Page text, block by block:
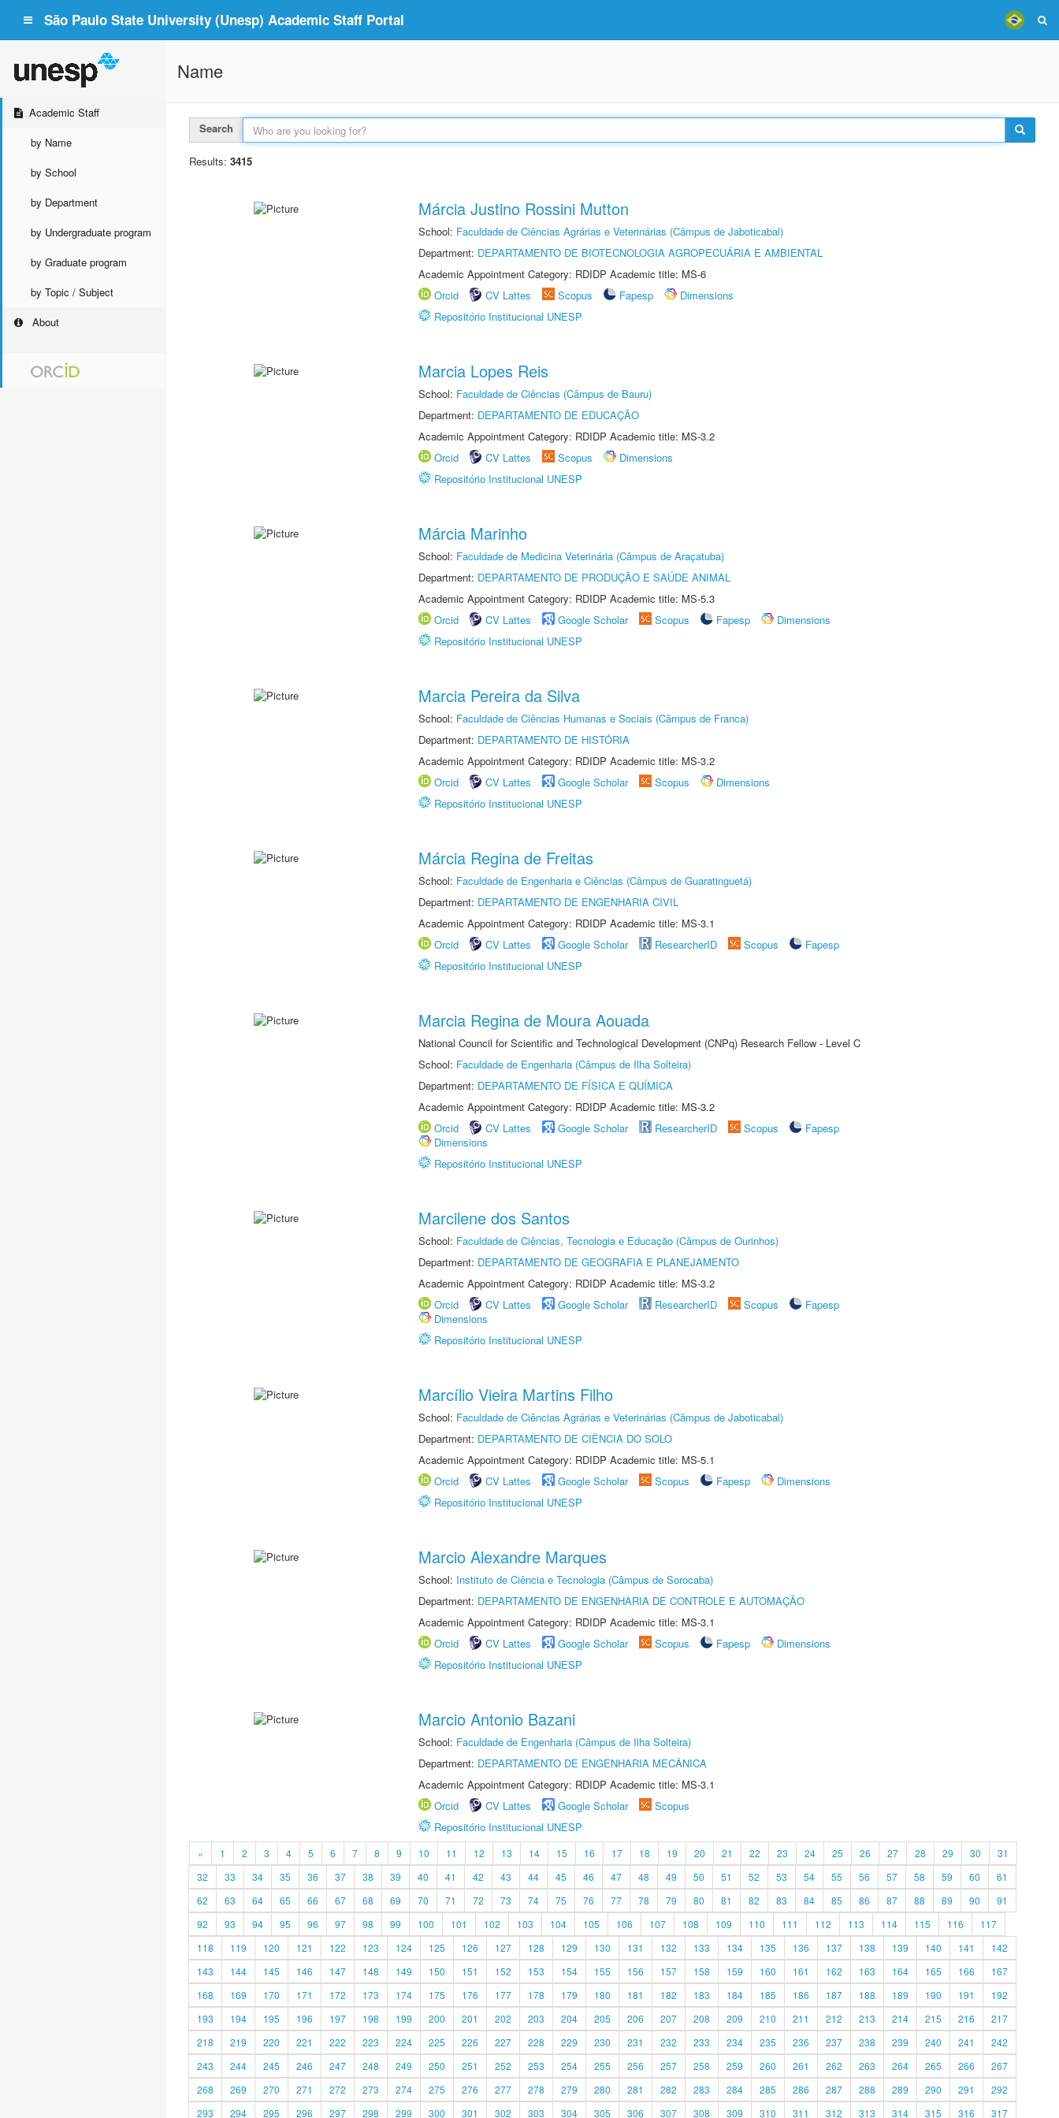
São Paulo State University (Unesp) Academic Staff Portal
Academic Staff
by Name
by School
by Department
by Undergraduate program
by Graduate program
by Topic / Subject
About
Name
Search
Results: 3415
Márcia Justino Rossini Mutton
School: Faculdade de Ciências Agrárias e Veterinárias (Câmpus de Jaboticabal)
Department: DEPARTAMENTO DE BIOTECNOLOGIA AGROPECUÁRIA E AMBIENTAL
Academic Appointment Category: RDIDP Academic title: MS-6
Orcid
CV Lattes Scopus Fapesp
Dimensions
Repositório Institucional UNESP
Marcia Lopes Reis
School: Faculdade de Ciências (Câmpus de Bauru)
Department: DEPARTAMENTO DE EDUCAÇÃO
Academic Appointment Category: RDIDP Academic title: MS-3.2
Orcid
CV Lattes Scopus
Dimensions
Repositório Institucional UNESP
Márcia Marinho
School: Faculdade de Medicina Veterinária (Câmpus de Araçatuba)
Department: DEPARTAMENTO DE PRODUÇÃO E SAÚDE ANIMAL
Academic Appointment Category: RDIDP Academic title: MS-5.3
Orcid
CV Lattes Google Scholar Scopus Fapesp
Dimensions
Repositório Institucional UNESP
Marcia Pereira da Silva
School: Faculdade de Ciências Humanas e Sociais (Câmpus de Franca)
Department: DEPARTAMENTO DE HISTÓRIA
Academic Appointment Category: RDIDP Academic title: MS-3.2
Orcid
CV Lattes Google Scholar Scopus
Dimensions
Repositório Institucional UNESP
Márcia Regina de Freitas
School: Faculdade de Engenharia e Ciências (Câmpus de Guaratinguetá)
Department: DEPARTAMENTO DE ENGENHARIA CIVIL
Academic Appointment Category: RDIDP Academic title: MS-3.1
Orcid
CV Lattes Google Scholar ResearcherID Scopus
Fapesp
Repositório Institucional UNESP
Marcia Regina de Moura Aouada
National Council for Scientific and Technological Development (CNPq) Research Fellow - Level C
School: Faculdade de Engenharia (Câmpus de Ilha Solteira)
Department: DEPARTAMENTO DE FÍSICA E QUÍMICA
Academic Appointment Category: RDIDP Academic title: MS-3.2
Orcid
CV Lattes Google Scholar ResearcherID Scopus
Fapesp
Dimensions
Repositório Institucional UNESP
Marcilene dos Santos
School: Faculdade de Ciências, Tecnologia e Educação (Câmpus de Ourinhos)
Department: DEPARTAMENTO DE GEOGRAFIA E PLANEJAMENTO
Academic Appointment Category: RDIDP Academic title: MS-3.2
Orcid
CV Lattes Google Scholar ResearcherID Scopus
Fapesp
Dimensions
Repositório Institucional UNESP
Marcílio Vieira Martins Filho
School: Faculdade de Ciências Agrárias e Veterinárias (Câmpus de Jaboticabal)
Department: DEPARTAMENTO DE CIÊNCIA DO SOLO
Academic Appointment Category: RDIDP Academic title: MS-5.1
Orcid
CV Lattes Google Scholar Scopus Fapesp
Dimensions
Repositório Institucional UNESP
Marcio Alexandre Marques
School: Instituto de Ciência e Tecnologia (Câmpus de Sorocaba)
Department: DEPARTAMENTO DE ENGENHARIA DE CONTROLE E AUTOMAÇÃO
Academic Appointment Category: RDIDP Academic title: MS-3.1
Orcid
CV Lattes Google Scholar Scopus Fapesp
Dimensions
Repositório Institucional UNESP
Marcio Antonio Bazani
School: Faculdade de Engenharia (Câmpus de Ilha Solteira)
Department: DEPARTAMENTO DE ENGENHARIA MECÂNICA
Academic Appointment Category: RDIDP Academic title: MS-3.1
Orcid
CV Lattes Google Scholar
Scopus
Repositório Institucional UNESP
« 1 2 3 4 5 6 7 8 9 10 11 12 13 14 15 16 17 18 19 20 21 22 23 24 25 26 27 28 29 30
31
32
33 34 35 36 37 38 39 40 41 42 43 44 45 46 47 48 49 50 51 52 53 54 55 56 57 58 59 60
61
62
63 64 65 66 67 68 69 70 71 72 73 74 75 76 77 78 79 80 81 82 83 84 85 86 87 88 89 90
91
92
93 94 95 96 97 98 99 100 101 102 103 104 105 106 107 108 109 110 111 112 113 114 115 116
117
118
119 120 121 122 123 124 125 126 127 128 129 130 131 132 133 134 135 136 137 138 139 140 141
142
143
144 145 146 147 148 149 150 151 152 153 154 155 156 157 158 159 160 161 162 163 164 165 166
167
168
169 170 171 172 173 174 175 176 177 178 179 180 181 182 183 184 185 186 187 188 189 190 191
192
193
194 195 196 197 198 199 200 201 202 203 204 205 206 207 208 209 210 211 212 213 214 215 216
217
218
219 220 221 222 223 224 225 226 227 228 229 230 231 232 233 234 235 236 237 238 239 240 241
242
243
244 245 246 247 248 249 250 251 252 253 254 255 256 257 258 259 260 261 262 263 264 265 266
267
268
269 270 271 272 273 274 275 276 277 278 279 280 281 282 283 284 285 286 287 288 289 290 291
292
293
294 295 296 297 298 299 300 301 302 303 304 305 306 307 308 309 310 311 312 313 314 315 316 317